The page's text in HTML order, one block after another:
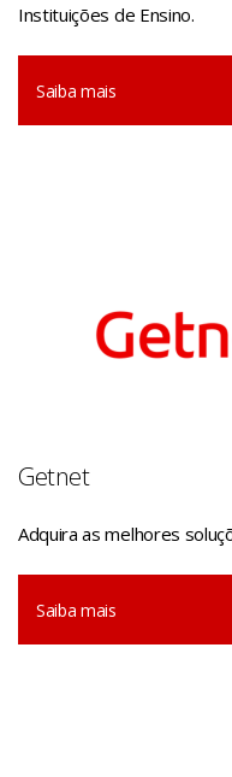
Instituições de Ensino.
Saiba mais
Getnet
Adquira as melhores
Saiba mais